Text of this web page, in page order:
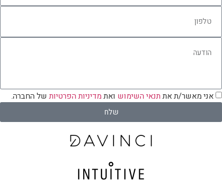
אני מאשר/ת אתתנאי השימוש ואתמדיניות הפרטיותשל החברה.
שלח